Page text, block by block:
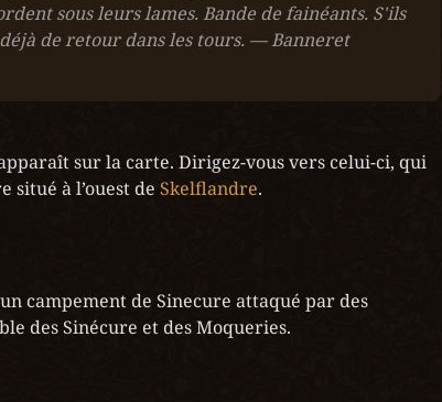
sous leurs lames. Bande de fainéants. S'ils
de retour dans les tours. — Banneret
sur la carte. Dirigez-vous vers celui-ci, qui
situé à l’ouest de Skelflandre.
des Sinécure et des Moqueries.